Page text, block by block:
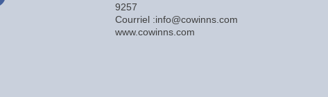
9257
Courriel :info@cowinns.com
www.cowinns.com